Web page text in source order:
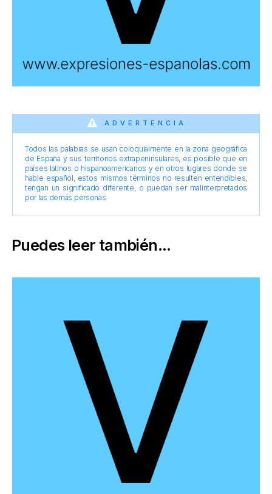
ADVERTENCIA
Todos las palabras se usan coloquialmente en la zona geográfica
de España y sus territorios extrapeninsulares, es posible que en
países latinos o hispanoamericanos y en otros lugares donde se
hable español, estos mismos términos no resulten entendibles,
tengan un significado diferente, o puedan ser malinterpretados
por las demás personas
Puedes leer también...